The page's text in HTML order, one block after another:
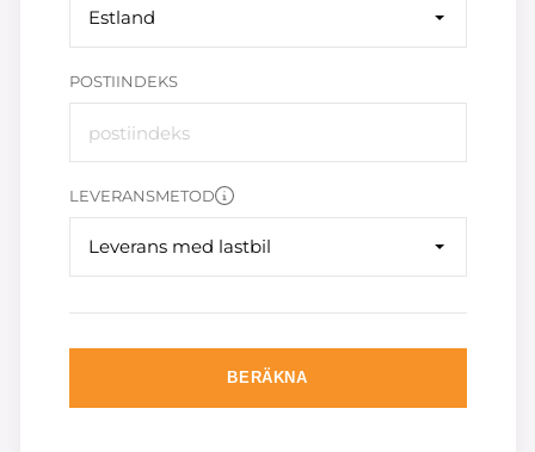
Estland
POSTIINDEKS
LEVERANSMETOD
Leverans med lastbil
BERÄKNA